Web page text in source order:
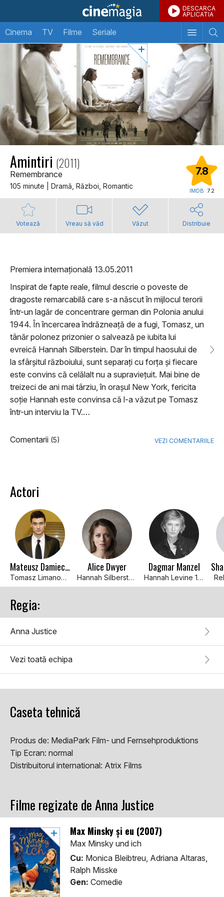
DESCARCA
APLICATIA
Cinema TV Filme Seriale
Amintiri (2011)
Remembrance
105 minute | Dramă, Război, Romantic
7.8
IMDB: 7.2
Votează Vreau să văd Văzut Distribuie
Premiera internațională 13.05.2011
Inspirat de fapte reale, filmul descrie o poveste de
dragoste remarcabilă care s-a născut în mijlocul terorii
într-un lagăr de concentrare german din Polonia anului
1944. În încercarea îndrăzneață de a fugi, Tomasz, un
tânăr polonez prizonier o salvează pe iubita lui
evreică Hannah Silberstein. Dar în timpul haosului de
la sfârșitul războiului, sunt separați cu forța și fiecare
este convins că celălalt nu a supraviețuit. Mai bine de
treizeci de ani mai târziu, în orașul New York, fericita
soție Hannah este convinsa că l-a văzut pe Tomasz
într-un interviu la TV.…
Comentarii (5) VEZI COMENTARIILE
Actori
Mateusz Damiecki
Tomasz Limanowski 1944
Alice Dwyer
Hannah Silberstein 1944
Dagmar Manzel
Hannah Levine 1976
Regia:
Anna Justice
Vezi toată echipa
Caseta tehnică
Produs de: MediaPark Film- und Fernsehproduktions
Tip Ecran: normal
Distribuitorul international: Atrix Films
Filme regizate de Anna Justice
Max Minsky și eu (2007)
Max Minsky und ich
Cu: Monica Bleibtreu, Adriana Altaras,
Ralph Misske
Gen: Comedie